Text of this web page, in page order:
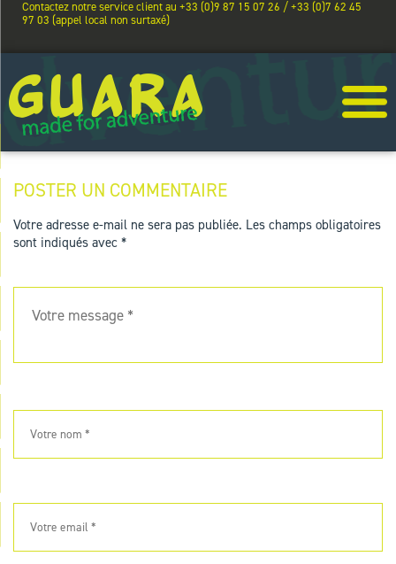
Contactez notre service client au +33 (0)9 87 15 07 26 / +33 (0)7 62 45
97 03 (appel local non surtaxé)
POSTER UN COMMENTAIRE
Votre adresse e-mail ne sera pas publiée. Les champs obligatoires
sont indiqués avec *